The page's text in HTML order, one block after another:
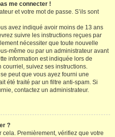
me connecter !
et votre mot de passe. S’ils sont
avez indiqué avoir moins de 13 ans
suivre les instructions reçues par
nécessiter que toute nouvelle
même ou par un administrateur avant
information est indiquée lors de
courriel, suivez ses instructions.
peut que vous ayez fourni une
été traité par un filtre anti-spam. Si
contactez un administrateur.
?
Premièrement, vérifiez que votre